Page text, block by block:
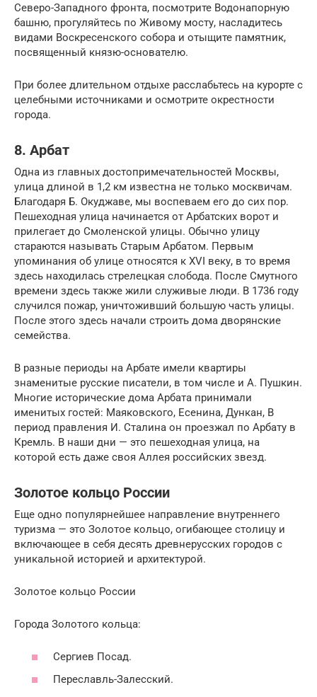
Северо-Западного фронта, посмотрите Водонапорную
башню, прогуляйтесь по Живому мосту, насладитесь
видами Воскресенского собора и отыщите памятник,
посвященный князю-основателю.
При более длительном отдыхе расслабьтесь на курорте с
целебными источниками и осмотрите окрестности
города.
8. Арбат
Одна из главных достопримечательностей Москвы,
улица длиной в 1,2 км известна не только москвичам.
Благодаря Б. Окуджаве, мы воспеваем его до сих пор.
Пешеходная улица начинается от Арбатских ворот и
прилегает до Смоленской улицы. Обычно улицу
стараются называть Старым Арбатом. Первым
упоминания об улице относятся к XVI веку, в то время
здесь находилась стрелецкая слобода. После Смутного
времени здесь также жили служивые люди. В 1736 году
случился пожар, уничтоживший большую часть улицы.
После этого здесь начали строить дома дворянские
семейства.
В разные периоды на Арбате имели квартиры
знаменитые русские писатели, в том числе и А. Пушкин.
Многие исторические дома Арбата принимали
именитых гостей: Маяковского, Есенина, Дункан, В
период правления И. Сталина он проезжал по Арбату в
Кремль. В наши дни — это пешеходная улица, на
которой есть даже своя Аллея российских звезд.
Золотое кольцо России
Еще одно популярнейшее направление внутреннего
туризма — это Золотое кольцо, огибающее столицу и
включающее в себя десять древнерусских городов с
уникальной историей и архитектурой.
Золотое кольцо России
Города Золотого кольца:
Сергиев Посад.
Переславль-Залесский.